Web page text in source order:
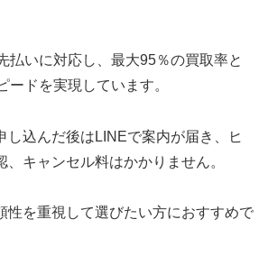
払いに対応し、最大95％の買取率と
ードを実現しています。
し込んだ後はLINEで案内が届き、ヒ
、キャンセル料はかかりません。
性を重視して選びたい方におすすめで